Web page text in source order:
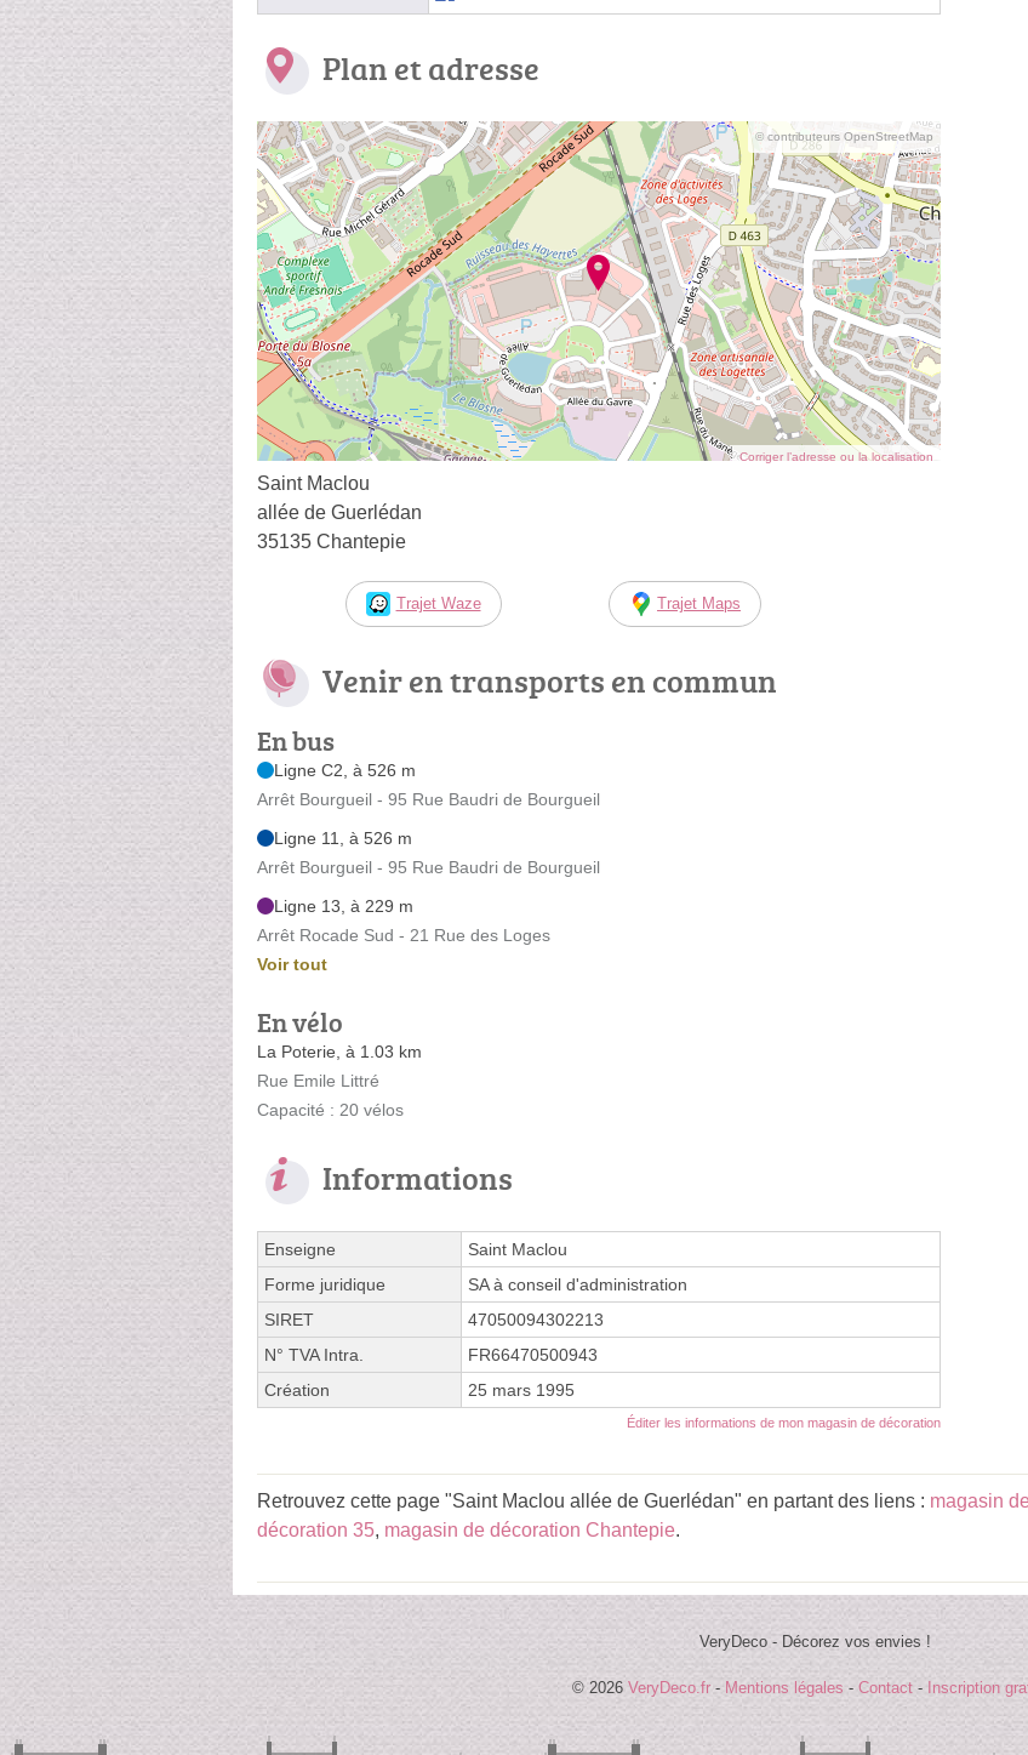
Plan et adresse
© contributeurs OpenStreetMap
Corriger l’adresse ou la localisation
Saint Maclou
allée de Guerlédan
35135 Chantepie
Trajet Waze Trajet Maps
Venir en transports en commun
En bus
Ligne C2, à 526 m
Arrêt Bourgueil - 95 Rue Baudri de Bourgueil
Ligne 11, à 526 m
Arrêt Bourgueil - 95 Rue Baudri de Bourgueil
Ligne 13, à 229 m
Arrêt Rocade Sud - 21 Rue des Loges
Voir tout
En vélo
La Poterie, à 1.03 km
Rue Emile Littré
Capacité : 20 vélos
Informations
Enseigne
Saint Maclou
Forme juridique
SA à conseil d'administration
SIRET
47050094302213
N° TVA Intra.
FR66470500943
Création
25 mars 1995
Éditer les informations de mon magasin de décoration
Retrouvez cette page "Saint Maclou allée de Guerlédan" en partant des liens : magasin
décoration 35, magasin de décoration Chantepie.
VeryDeco - Décorez vos envies !
© 2026 VeryDeco.fr - Mentions légales - Contact - Inscription